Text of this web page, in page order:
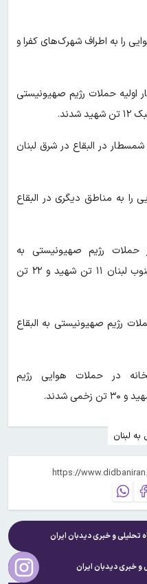
را به اطراف شهرک‌های کفرا و
اولیه حملات رژیم صهیونیستی
در البقاع در شرق لبنان
را به مناطق دیگری در البقاع
حملات رژیم صهیونیستی به
شهرک‌هایی در شهرستان صور در جنوب لبنان ۱۱ تن شهید و ۲۲ تن
رژیم صهیونیستی به البقاع
در حملات هوایی رژیم
شدند.
به لبنان
تحلیلی و خبریدیدبان ایران
و خبریدیدبان ایران